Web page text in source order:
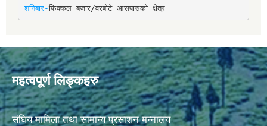
शनिबार-फिक्कल बजार/वरबोटे आसपासको क्षेत्र
महत्वपूर्ण लिङ्कहरु
संघिय मामिला तथा सामान्य प्रसाशन मन्नालय